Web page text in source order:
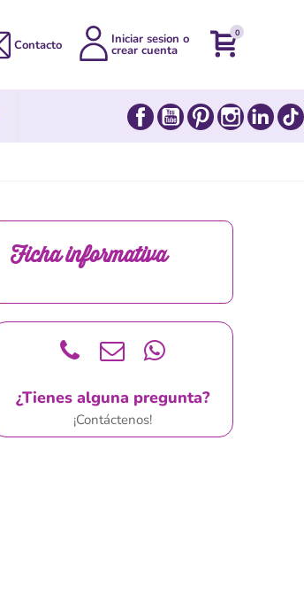
Contacto Iniciar sesion o
crear cuenta
0
FacebookYouTubePinterestInstagram
Ficha informativa
¿Tienes alguna pregunta?
¡Contáctenos!